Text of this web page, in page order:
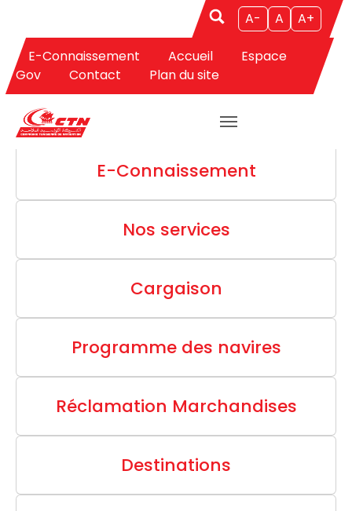
Aller au contenu principal
A- A A+
E-Connaissement Accueil
Espace
Gov
Contact Plan du site
MARCHANDISES
E-Connaissement
Nos services
Cargaison
Programme des navires
Réclamation Marchandises
Destinations